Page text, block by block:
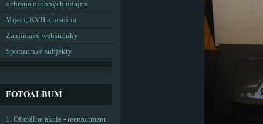
ochrana osobných údajov
Vojaci, KVH a história
Zaujímavé webstránky
Sponzorské subjekty
FOTOALBUM
1. Oficiálne akcie - reenactment